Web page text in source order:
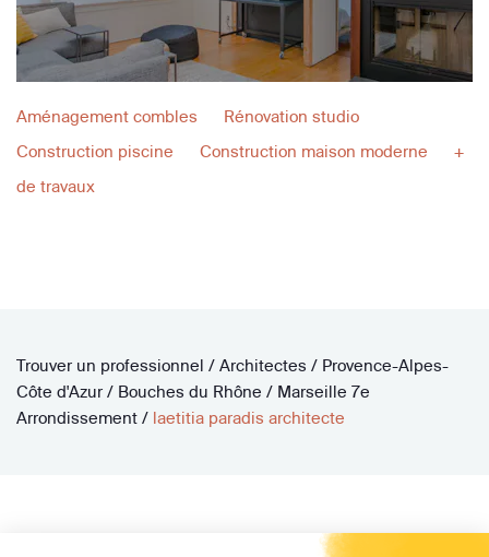
Aménagement combles
Rénovation studio
Construction piscine
Construction maison moderne
+
de travaux
Trouver un professionnel / Architectes / Provence-Alpes-
Côte d'Azur / Bouches du Rhône / Marseille 7e
Arrondissement / laetitia paradis architecte